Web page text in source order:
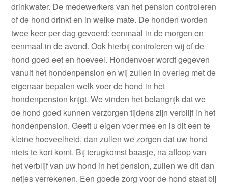
drinkwater. De medewerkers van het pension controleren
of de hond drinkt en in welke mate. De honden worden
twee keer per dag gevoerd: eenmaal in de morgen en
eenmaal in de avond. Ook hierbij controleren wij of de
hond goed eet en hoeveel. Hondenvoer wordt gegeven
vanuit het hondenpension en wij zullen in overleg met de
eigenaar bepalen welk voer de hond in het
hondenpension krijgt. We vinden het belangrijk dat we
de hond goed kunnen verzorgen tijdens zijn verblijf in het
hondenpension. Geeft u eigen voer mee en is dit een te
kleine hoeveelheid, dan zullen we zorgen dat uw hond
niets te kort komt. Bij terugkomst baasje, na afloop van
het verblijf van uw hond in het pension, zullen we dit dan
netjes verrekenen. Een goede zorg voor de hond staat bij